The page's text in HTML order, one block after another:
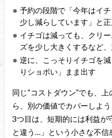
予約の段階で「今年はイ
少し減らしています」と
イチゴは減っても、クリ
ズを少し大きくするなど
逆に、こっそりイチゴを
りショボい」まま出す
同じ“コストダウン”でも、
ら、別の価値でカバーしよ
3つ目は、短期的には利益が
と違う…」という小さな不信